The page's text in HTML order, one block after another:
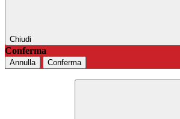
Chiudi
Conferma
Annulla Conferma